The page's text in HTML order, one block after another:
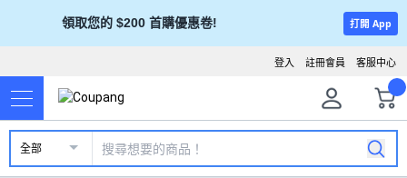
領取您的 $200 首購優惠卷! 打開 App
客服中心
註冊會員
登入
全部